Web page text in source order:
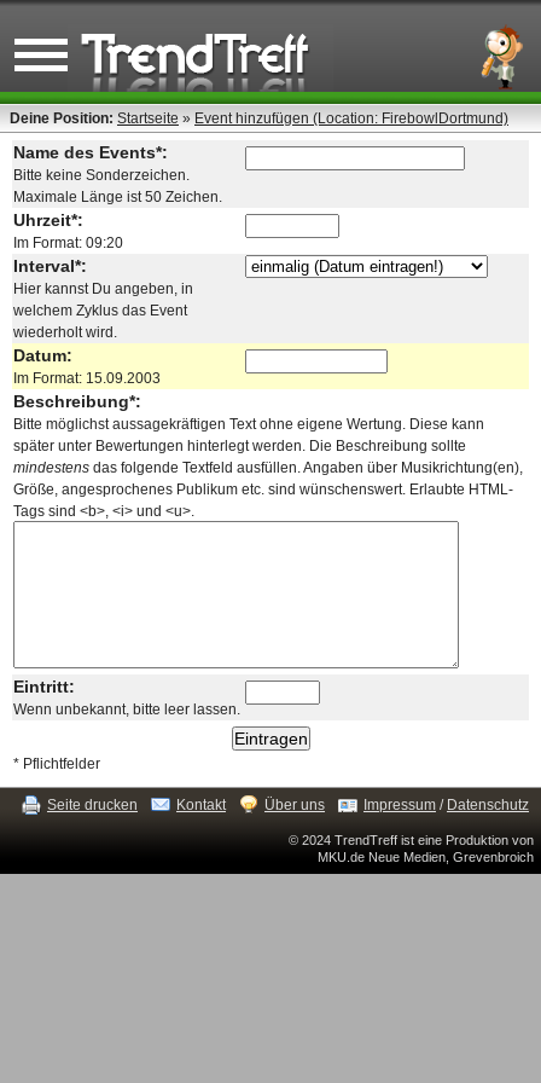
Deine Position: Startseite » Event hinzufügen (Location: FirebowlDortmund)
Name des Events*:
Bitte keine Sonderzeichen.
Maximale Länge ist 50 Zeichen.
Uhrzeit*:
Im Format: 09:20
Interval*:
Hier kannst Du angeben, in
welchem Zyklus das Event
wiederholt wird.
Datum:
Im Format: 15.09.2003
Beschreibung*:
Bitte möglichst aussagekräftigen Text ohne eigene Wertung. Diese kann
später unter Bewertungen hinterlegt werden. Die Beschreibung sollte
mindestens das folgende Textfeld ausfüllen. Angaben über Musikrichtung(en),
Größe, angesprochenes Publikum etc. sind wünschenswert. Erlaubte HTML-
Tags sind <b>, <i> und <u>.
Eintritt:
Wenn unbekannt, bitte leer lassen.
* Pflichtfelder
Seite drucken Kontakt Über uns Impressum / Datenschutz
© 2024 TrendTreff ist eine Produktion von
MKU.de Neue Medien, Grevenbroich